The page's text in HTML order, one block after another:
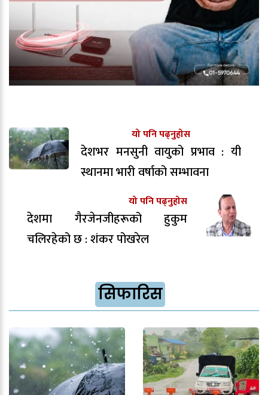
यो पनि पढ्नुहोस
देशभर मनसुनी वायुको प्रभाव : यी
स्थानमा भारी वर्षाको सम्भावना
यो पनि पढ्नुहोस
देशमा गैरजेनजीहरूको हुकुम
चलिरहेको छ : शंकर पोखरेल
सिफारिस